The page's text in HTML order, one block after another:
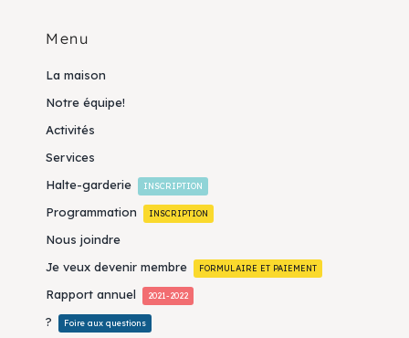
Menu
La maison
Notre équipe!
Activités
Services
Halte-garderie
INSCRIPTION
Programmation INSCRIPTION
Nous joindre
Je veux devenir membre
FORMULAIRE ET PAIEMENT
Rapport annuel 2021-2022
? Foire aux questions